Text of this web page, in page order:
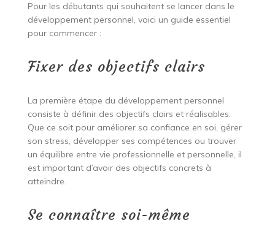
Pour les débutants qui souhaitent se lancer dans le
développement personnel, voici un guide essentiel
pour commencer :
Fixer des objectifs clairs
La première étape du développement personnel
consiste à définir des objectifs clairs et réalisables.
Que ce soit pour améliorer sa confiance en soi, gérer
son stress, développer ses compétences ou trouver
un équilibre entre vie professionnelle et personnelle, il
est important d’avoir des objectifs concrets à
atteindre.
Se connaître soi-même